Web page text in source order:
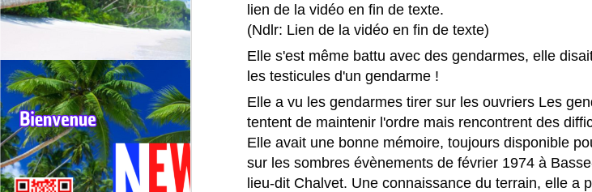
lien de la vidéo en fin de texte.
(Ndlr: Lien de la vidéo en fin de texte)
Elle s'est même battu avec des gendarmes, elle
les testicules d'un gendarme !
Elle a vu les gendarmes tirer sur les ouvriers Les
tentent de maintenir l'ordre mais rencontrent des
Elle avait une bonne mémoire, toujours disponible
sur les sombres évènements de février 1974 à
lieu-dit Chalvet. Une connaissance du terrain, elle a
La voix martiniquaise qui réécrit l’histoire du sport
discriminations.
Né en 1962 au Saint‑Esprit en Martinique, Mathieu
imposé comme l’un des journalistes sportifs les
France.
JUL
Hermann Rose‑Elie : sa famille met
appelle au respect.
HERMANN ROSE‑ELIE : la famille met fin aux